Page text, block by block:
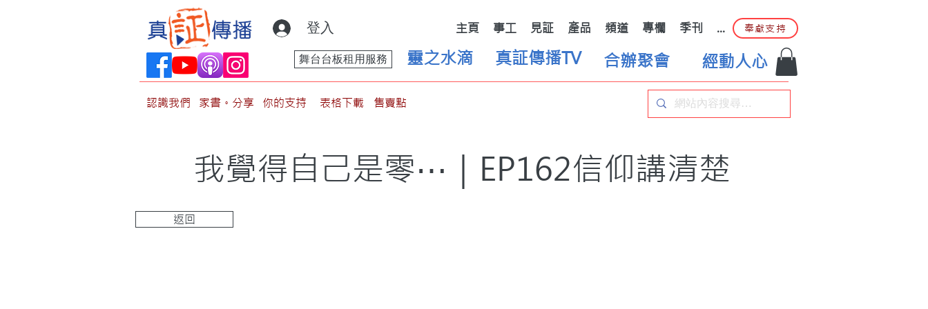
登入 主頁 事工 見証 產品 頻道 專欄 季刊 ... 奉獻支持
靈之水滴
舞台台板租用服務 真証傳播TV 合辦聚會 經動人心
認識我們 家書。分享 你的支持 表格下載 售賣點
我覺得自己是零⋯｜EP162信仰講清楚
返回